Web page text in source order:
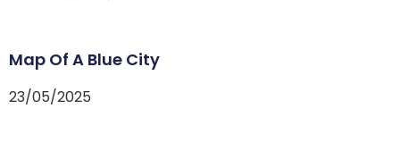
Map Of A Blue City
23/05/2025